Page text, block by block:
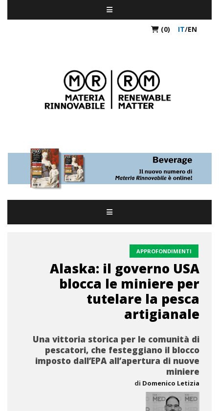
(0) IT/EN
APPROFONDIMENTI
Alaska: il governo USA
blocca le miniere per
tutelare la pesca
artigianale
Una vittoria storica per le comunità di
pescatori, che festeggiano il blocco
imposto dall’EPA all’apertura di nuove
miniere
di Domenico Letizia